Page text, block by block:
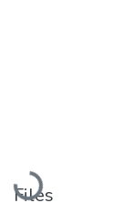
Loading...
Files